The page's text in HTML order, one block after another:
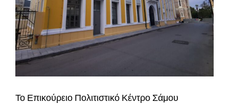
Το Επικούρειο Πολιτιστικό Κέντρο Σάμου